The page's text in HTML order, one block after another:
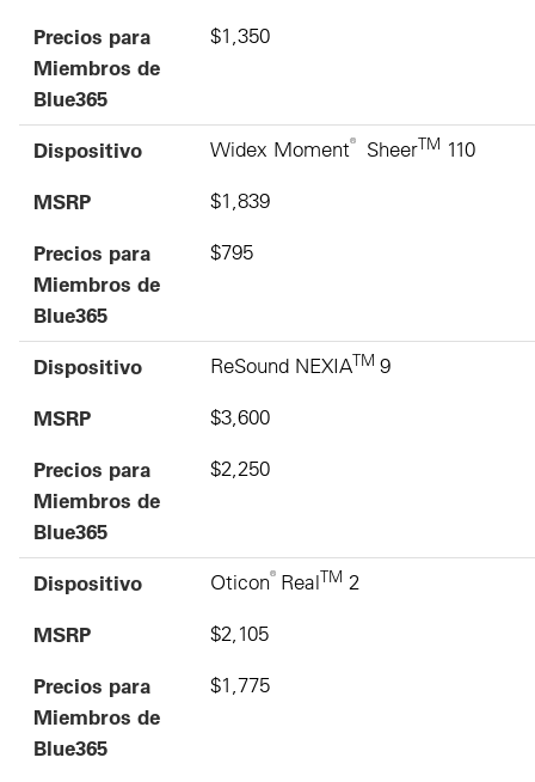
Precios para
Miembros de
Blue365
$1,350
Dispositivo Widex Moment®SheerTM 110
MSRP $1,839
Precios para
Miembros de
Blue365
$795
Dispositivo ReSound NEXIATM 9
MSRP $3,600
Precios para
Miembros de
Blue365
$2,250
Dispositivo Oticon® RealTM 2
MSRP $2,105
Precios para
Miembros de
Blue365
$1,775